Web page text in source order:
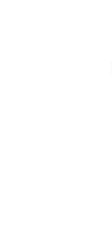
Красота
Сервисы по
Сетевой
УСЛУГИ ДЛЯ